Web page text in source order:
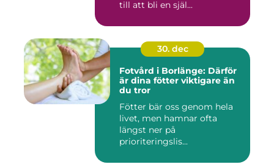
till att bli en själ...
30. dec
Fotvård i Borlänge: Därför
är dina fötter viktigare än
du tror
Fötter bär oss genom hela
livet, men hamnar ofta
längst ner på
prioriteringslis...